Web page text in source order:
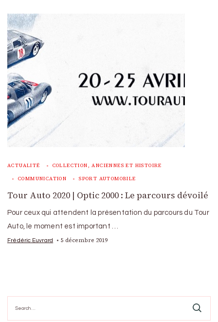
ACTUALITÉ COLLECTION, ANCIENNES ET HISTOIRE
COMMUNICATION SPORT AUTOMOBILE
Tour Auto 2020 | Optic 2000 : Le parcours dévoilé
Pour ceux qui attendent la présentation du parcours du Tour
Auto, le moment est important …
Frédéric Euvrard 5 décembre 2019
for: